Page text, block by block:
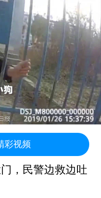
彩视频
，民警边救边吐